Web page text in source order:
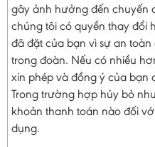
gây ảnh hưởng đến chuyến
chúng tôi có quyền thay đổi
đã đặt của bạn vì sự an
trong đoàn. Nếu có nhiều
xin phép và đồng ý của bạn
Trong trường hợp hủy bỏ
khoản thanh toán nào đối
dụng.